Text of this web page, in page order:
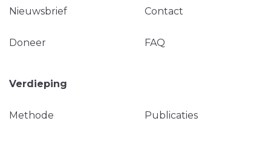
Nieuwsbrief Contact
Doneer FAQ
Verdieping
Methode Publicaties